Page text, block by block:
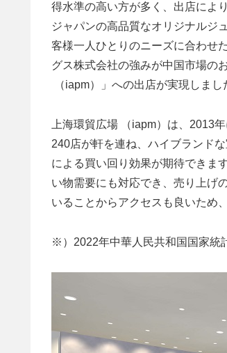
得水準の高い方が多く、出店によ
ジャパンの高品質なオリジナルジ
客様一人ひとりのニーズに合わせ
グス株式会社の強みが中国市場の
（iapm）」への出店が実現しまし
上海環貿広場 （iapm）は、2013
240店が軒を連ね、ハイブランド
による買い回り効果が期待できま
い物需要にも対応でき、売り上げ
いることからアクセスも良いため
※）2022年中華人民共和国国家統